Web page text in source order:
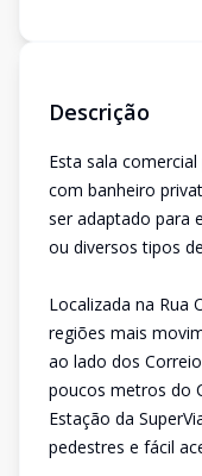
Descrição
Esta sala
com banheiro
ser adaptado para
ou diversos tipos
Localizada na Rua
regiões mais
ao lado dos
poucos metros do
Estação da
pedestres e fácil